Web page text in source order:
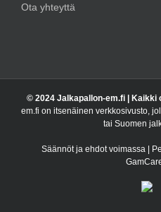
Ota yhteyttä
© 2024 Jalkapallon-em.fi | Kaikki
em.fi on itsenäinen verkkosivusto,
tai Suomen
Säännöt ja ehdot voimassa |